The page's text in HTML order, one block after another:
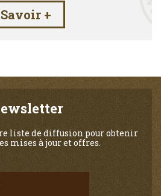
Savoir +
liste de diffusion pour obtenir
mises à jour et offres.